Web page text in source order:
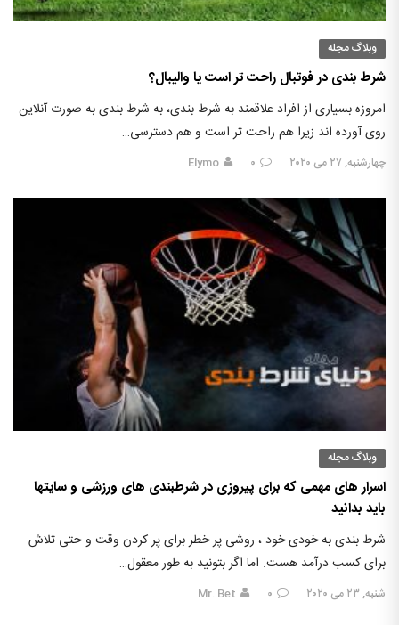
وبلاگ مجله
شرط بندی در فوتبال راحت تر است یا والیبال؟
امروزه بسیاری از افراد علاقمند به شرط بندی، به شرط بندی به صورت آنلاین
روی آورده اند زیرا هم راحت تر است و هم دسترسی…
چهارشنبه, ۲۷ می ۲۰۲۰ ۰ Elymo
وبلاگ مجله
اسرار های مهمی که برای پیروزی در شرطبندی های ورزشی و سایتها
باید بدانید
شرط بندی به خودی خود ، روشی پر خطر برای پر کردن وقت و حتی تلاش
برای کسب درآمد هست. اما اگر بتونید به طور معقول…
شنبه, ۲۳ می ۲۰۲۰ ۰ Mr. Bet